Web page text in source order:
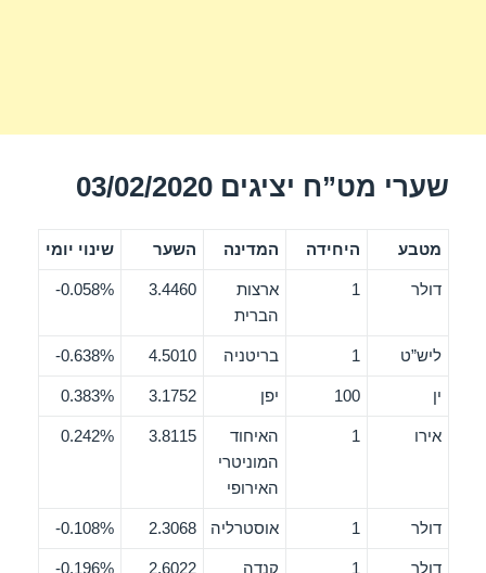
שערי מט”ח יציגים 03/02/2020
מטבע היחידה המדינה השער שינוי יומי
דולר 1
ארצות
הברית
3.4460
0.058%-
ליש”ט 1 בריטניה 4.5010
0.638%-
ין 100 יפן 3.1752
0.383%
אירו 1
האיחוד
המוניטרי
האירופי
3.8115
0.242%
דולר 1 אוסטרליה 2.3068
0.108%-
דולר 1 קנדה 2.6022
0.196%-